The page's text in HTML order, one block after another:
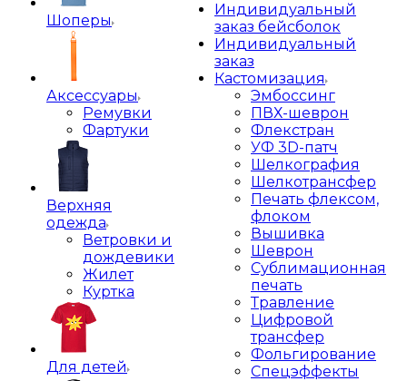
Шоперы
Аксессуары
Ремувки
Фартуки
Верхняя
одежда
Ветровки и
дождевики
Жилет
Куртка
Для детей
Индивидуальный
заказ бейсболок
Индивидуальный
заказ
Кастомизация
Эмбоссинг
ПВХ-шеврон
Флекстран
УФ 3D-патч
Шелкография
Шелкотрансфер
Печать флексом,
флоком
Вышивка
Шеврон
Сублимационная
печать
Травление
Цифровой
трансфер
Фольгирование
Спецэффекты